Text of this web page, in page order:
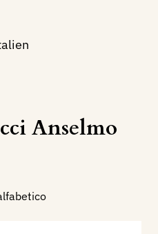
Anselmo